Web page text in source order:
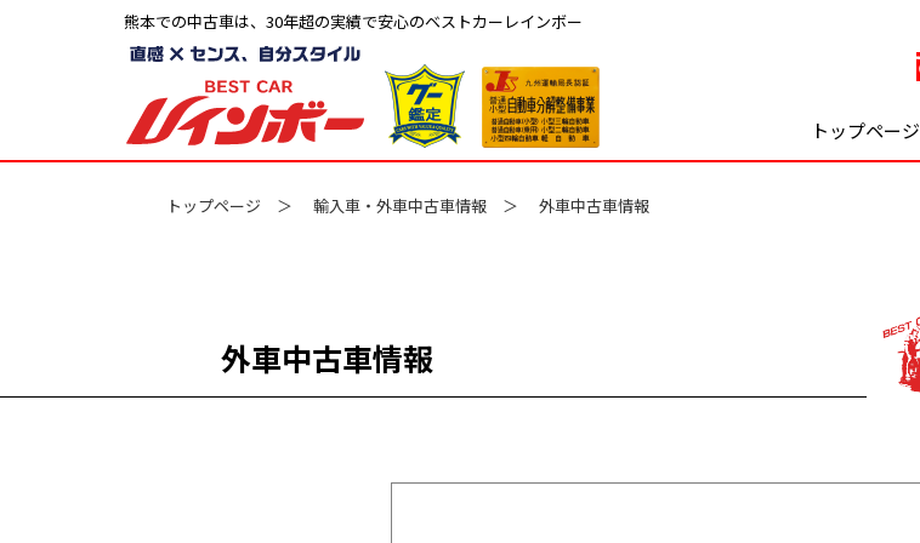
熊本での中古車は、30年超の実績で安心のベストカーレインボー
トップページ
トップページ 輸入車・外車中古車情報 外車中古車情報
外車中古車情報